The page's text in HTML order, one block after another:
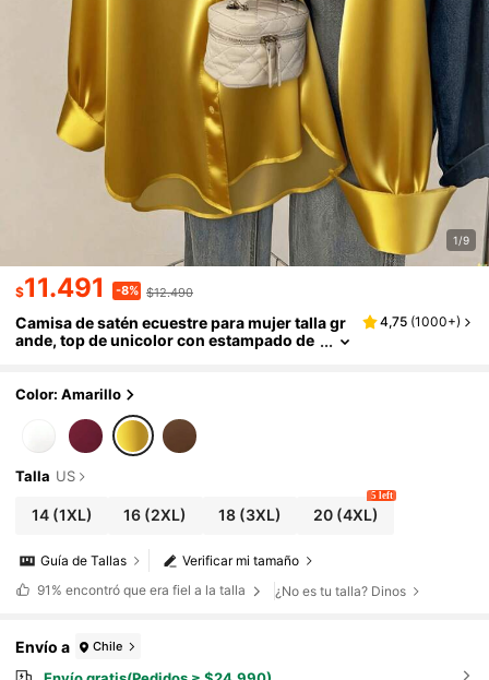
1/9
$11.491 -8% $12.490
Camisa de satén ecuestre para mujer talla gr
ande, top de unicolor con estampado de
amarillo
4,75 (1000+)
Color: Amarillo
Talla US
14(1XL) 16 (2XL) 18(3XL) 20(4XL)
5 left
Verificar mi tamaño
Guía de Tallas
91% encontró que era fiel a la talla ¿No es tu talla? Dinos
Envío a Chile